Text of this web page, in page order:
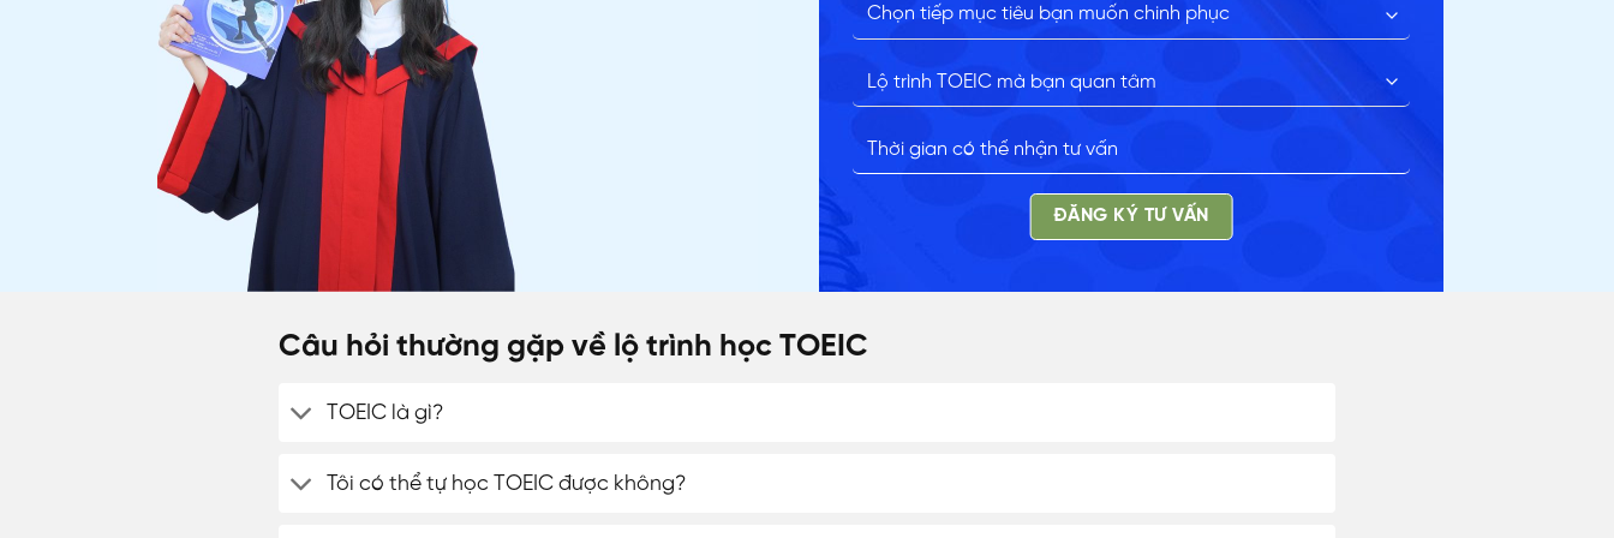
ĐĂNG KÝ TƯ VẤN
Câu hỏi thường gặp về lộ trình học TOEIC
TOEIC là gì?
Tôi có thể tự học TOEIC được không?